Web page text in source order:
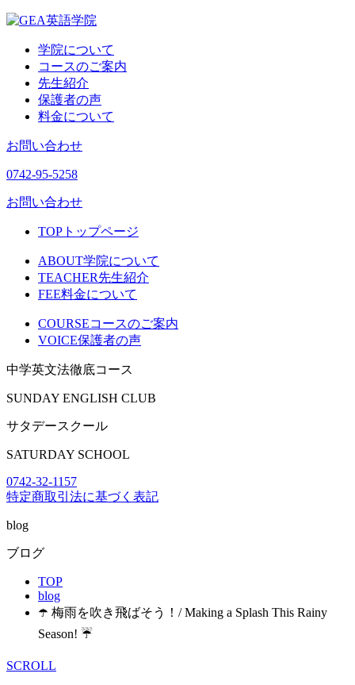
学院について
コースのご案内
先生紹介
保護者の声
料金について
お問い合わせ
0742-95-5258
お問い合わせ
TOP トップページ
ABOUT学院について
TEACHER先生紹介
FEE料金について
COURSEコースのご案内
VOICE保護者の声
中学英文法徹底コース
SUNDAY ENGLISH CLUB
サタデースクール
SATURDAY SCHOOL
0742-32-1157
特定商取引法に基づく表記
blog
ブログ
TOP
blog
☂️ 梅雨を吹き飛ばそう！/ Making a Splash This Rainy
Season! ☔
SCROLL